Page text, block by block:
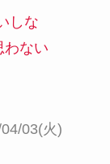
しな
わない
03(火)